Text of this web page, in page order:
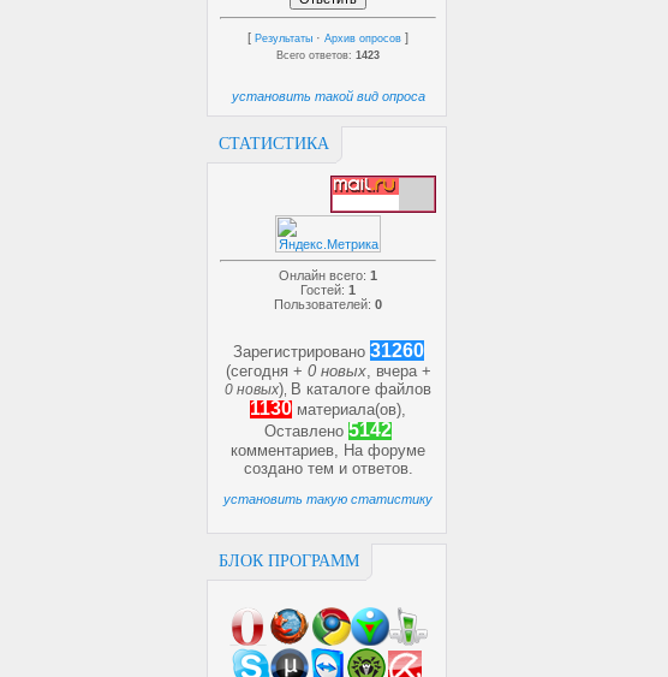
[ Результаты · Архив опросов ]
Всего ответов: 1423
установить такой вид опроса
СТАТИСТИКА
Онлайн всего: 1
Гостей: 1
Пользователей: 0
Зарегистрировано 31260
(сегодня + 0 новых, вчера +
0 новых) В каталоге файлов
1130 материала(ов),
Оставлено 5142
комментариев, На форуме
создано тем и ответов.
установить такую статистику
БЛОК ПРОГРАММ